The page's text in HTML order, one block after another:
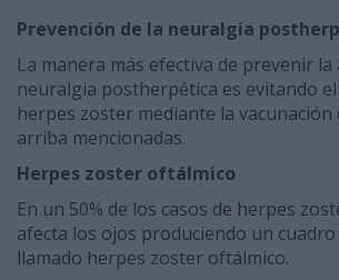
Prevención de la neuralgia
La manera más efectiva de prevenir la
neuralgia postherpética es evitando
herpes zoster mediante la vacunación
arriba mencionadas.
Herpes zoster oftálmico
En un 50% de los casos de herpes
afecta los ojos produciendo un
llamado herpes zoster oftálmico.